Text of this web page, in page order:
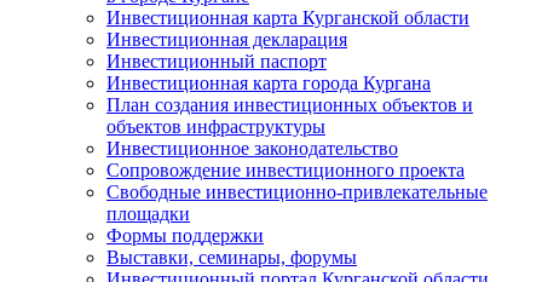
Инвестиционная карта Курганской области
Инвестиционная декларация
Инвестиционный паспорт
Инвестиционная карта города Кургана
План создания инвестиционных объектов и
объектов инфраструктуры
Инвестиционное законодательство
Сопровождение инвестиционного проекта
Свободные инвестиционно-привлекательные
площадки
Формы поддержки
Выставки, семинары, форумы